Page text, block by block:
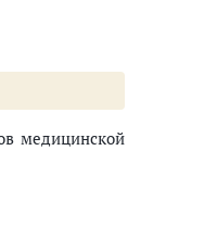
медицинской